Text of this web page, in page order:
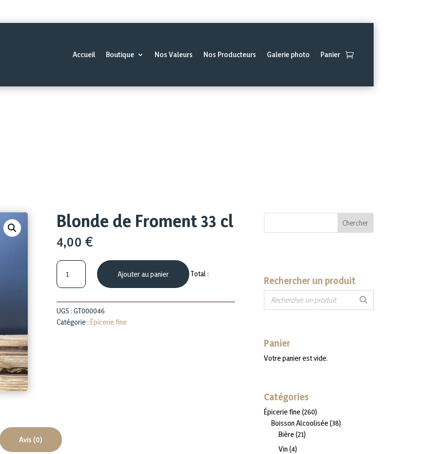
Accueil Boutique Nos Valeurs Nos Producteurs Galerie photo Panier
Blonde de Froment 33 cl
4,00 €
quantité
Blonde
Froment
33
Ajouter au panier Total :
UGS : GT000046
Catégorie : Épicerie fine
Avis (0)
Rechercher un produit
Panier
Votre panier est vide.
Catégories
Épicerie fine 260260
produits
Boisson Alcoolisée 3838
Bière 2121
Vin 44